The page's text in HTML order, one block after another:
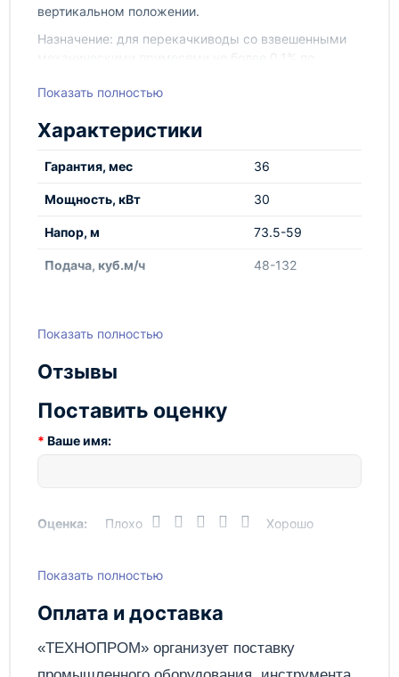
вертикальном положении.
Назначение: для перекачкиводы со взвешенными
механическими примесями не более 0,1% по
температурой от 0 до 90 0С.
Показать полностью
Характеристики
Гарантия, мес 36
Мощность, кВт 30
Напор, м 73.5-59
Подача, куб.м/ч 48-132
Показать полностью
Отзывы
Поставить оценку
Ваше имя:
Оценка: Плохо Хорошо
Написать отзыв
Показать полностью
Оплата и доставка
«ТЕХНОПРОМ» организует поставку